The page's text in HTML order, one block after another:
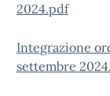
2024.pdf
Integrazione
settembre